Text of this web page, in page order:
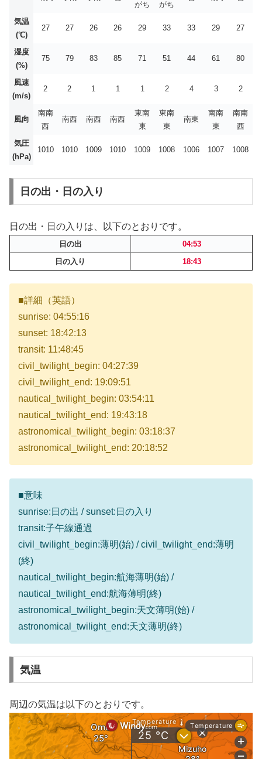
がち
がち
気温
(℃)
27 27 26 26 29 33 33 29 27
湿度
(%)
75 79 83 85 71 51 44 61 80
風速
(m/s)
2 2 1 1 1 2 4 3 2
風向
南南
西
南西 南西 南西
東南
東
東南
東
南東
南南
東
南南
西
気圧
(hPa)
1010 1010 1009 1010 1009 1008 1006 1007 1008
日の出・日の入り
日の出・日の入りは、以下のとおりです。
日の出
04:53
日の入り
18:43
■詳細（英語）
sunrise: 04:55:16
sunset: 18:42:13
transit: 11:48:45
civil_twilight_begin: 04:27:39
civil_twilight_end: 19:09:51
nautical_twilight_begin: 03:54:11
nautical_twilight_end: 19:43:18
astronomical_twilight_begin: 03:18:37
astronomical_twilight_end: 20:18:52
■意味
sunrise:日の出 / sunset:日の入り
transit:子午線通過
civil_twilight_begin:薄明(始) / civil_twilight_end:薄明
(終)
nautical_twilight_begin:航海薄明(始) /
nautical_twilight_end:航海薄明(終)
astronomical_twilight_begin:天文薄明(始) /
astronomical_twilight_end:天文薄明(終)
気温
周辺の気温は以下のとおりです。